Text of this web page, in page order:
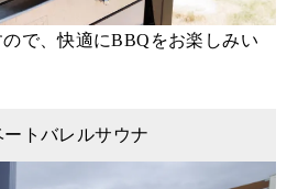
で、快適にBBQをお楽しみい
ートバレルサウナ